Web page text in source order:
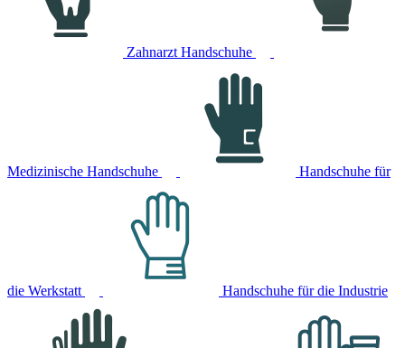
Zahnarzt Handschuhe
Medizinische Handschuhe Handschuhe für
die Werkstatt Handschuhe für die Industrie